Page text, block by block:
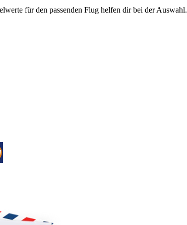
für den passenden Flug helfen dir bei der Auswahl.